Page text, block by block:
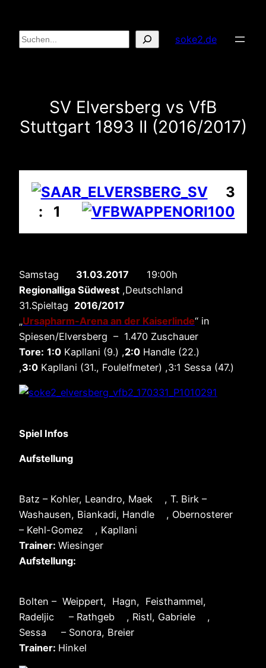
Inhalt
springen
Suchen soke2.de
SV Elversberg vs VfB
Stuttgart 1893 II (2016/2017)
3
: 1
Samstag 31.03.2017 19:00h
Regionalliga Südwest ,Deutschland
31.Spieltag 2016/2017
„Ursapharm-Arena an der Kaiserlinde“ in
Spiesen/Elversberg – 1.470 Zuschauer
Tore: 1:0 Kapllani (9.) ,2:0 Handle (22.)
,3:0 Kapllani (31., Foulelfmeter) ,3:1 Sessa (47.)
Spiel Infos
Aufstellung
Batz – Kohler, Leandro, Maek , T. Birk –
Washausen, Biankadi, Handle , Obernosterer
– Kehl-Gomez , Kapllani
Trainer: Wiesinger
Aufstellung:
Bolten – Weippert, Hagn, Feisthammel,
Radeljic – Rathgeb , Ristl, Gabriele ,
Sessa – Sonora, Breier
Trainer: Hinkel